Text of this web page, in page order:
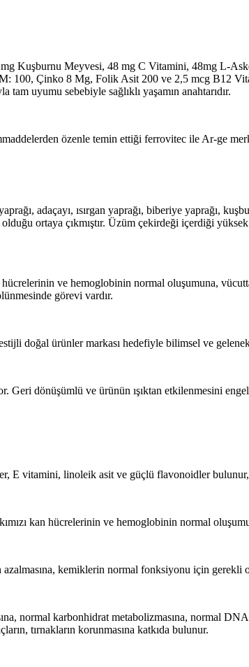
Kuşburnu Meyvesi, 48 mg C Vitamini, 48mg L-
100, Çinko 8 Mg, Folik Asit 200 ve 2,5 mcg B12
uyumu sebebiyle sağlıklı yaşamın anahtarıdır.
özenle temin ettiği ferrovitec ile Ar-ge
adaçayı, ısırgan yaprağı, biberiye yaprağı,
ortaya çıkmıştır. Üzüm çekirdeği içerdiği
ve hemoglobinin normal oluşumuna,
görevi vardır.
doğal ürünler markası hedefiyle bilimsel ve
Geri dönüşümlü ve ürünün ışıktan etkilenmesini
E vitamini, linoleik asit ve güçlü flavonoidler
kan hücrelerinin ve hemoglobinin normal
kemiklerin normal fonksiyonu için gerekli
normal karbonhidrat metabolizmasına, normal
tırnakların korunmasına katkıda bulunur.